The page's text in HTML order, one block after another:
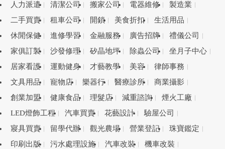
人力派遣
清潔公司 搬家公司 電器維修
製造業
二手買賣
租車公司 開鎖 美食折扣
生活用品
休閒保健
進修學習 金融服務 廣告招牌
禮儀公司
家俱訂製
沙發修理 矽晶地坪 除蟲公司
坐月子中心
居家看護
運動健身 才藝教學 美容
律師事務
文具用品
寵物店 樂器行 醫療診所
商業攝影
創業加盟
健康食品 理髮店 減重諮詢
煙火工廠
LED燈飾工程
汽車買賣 花藝設計
驗屋公司
寢具買賣
留學代辦 觀光農場 營業登記
珠寶鑑定
印刷出版
污水處理設施 汽車改裝
機車改裝